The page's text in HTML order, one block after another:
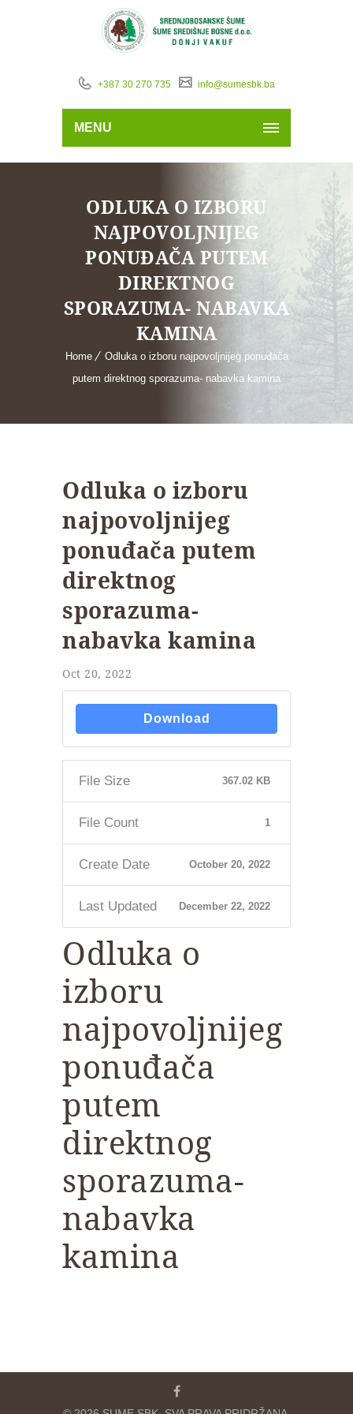
+387 30 270 735 info@sumesbk.ba
MENU
ODLUKA O IZBORU
NAJPOVOLJNIJEG
PONUĐAČA PUTEM
DIREKTNOG
SPORAZUMA- NABAVKA
KAMINA
Home
Odluka o izboru najpovoljnijeg ponuđača
putem direktnog sporazuma- nabavka kamina
Odluka o izboru
najpovoljnijeg
ponuđača putem
direktnog
sporazuma-
nabavka kamina
Oct 20, 2022
Download
File Size 367.02 KB
File Count 1
Create Date October 20, 2022
Last Updated December 22, 2022
Odluka o
izboru
najpovoljnijeg
ponuđača
putem
direktnog
sporazuma-
nabavka
kamina